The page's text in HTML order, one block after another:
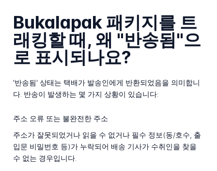
Bukalapak 패키지를 트
래킹할 때, 왜 "반송됨"으
로 표시되나요?
'반송됨' 상태는 택배가 발송인에게 반환되었음을 의미합니
다. 반송이 발생하는 몇 가지 상황이 있습니다:
주소 오류 또는 불완전한 주소
주소가 잘못되었거나 읽을 수 없거나 필수 정보(동/호수, 출
입문 비밀번호 등)가 누락되어 배송 기사가 수취인을 찾을
수 없는 경우입니다.